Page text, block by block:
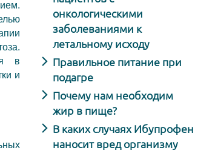
.
в
и
онкологическими
заболеваниями к
летальному исходу
Правильное питание при
подагре
Почему нам необходим
жир в пище?
В каких случаях Ибупрофен
наносит вред организму